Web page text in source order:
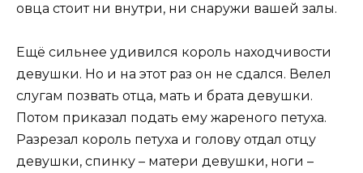
овца стоит ни внутри, ни снаружи вашей залы.
Ещё сильнее удивился король находчивости
девушки. Но и на этот раз он не сдался. Велел
слугам позвать отца, мать и брата девушки.
Потом приказал подать ему жареного петуха.
Разрезал король петуха и голову отдал отцу
девушки, спинку – матери девушки, ноги –